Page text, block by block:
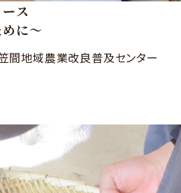
ス
に～
間地域農業改良普及センター